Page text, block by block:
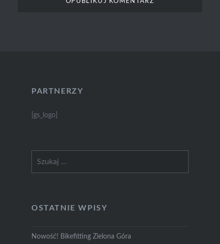
PARTNERZY
[gs_logo]
OSTATNIE WPISY
Nowość! Bikefitting Zielona Góra